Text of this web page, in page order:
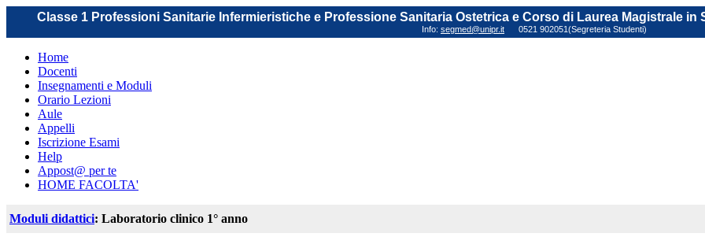
Classe 1 Professioni Sanitarie Infermieristiche e Professione Sanitaria Ostetrica e Corso di Laurea Magistrale in
Info: segmed@unipr.it 0521 902051(Segreteria Studenti)
Home
Docenti
Insegnamenti e Moduli
Orario Lezioni
Aule
Appelli
Iscrizione Esami
Help
Appost@ per te
HOME FACOLTA'
Moduli didattici: Laboratorio clinico 1° anno